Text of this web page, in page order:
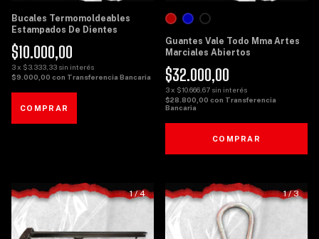
Bucales Termomoldeables
Estampados De Dientes
$10.000,00
3x $3.333,33 sin interés
$9.000,00 con Transferencia Bancaria
Guantes Vale Todo Mma Artes
Marciales Abiertos
$32.000,00
3x $10.666,67 sin interés
$28.800,00 con Transferencia
Bancaria
COMPRAR
1/4 1/3